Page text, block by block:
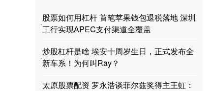
·
股票如何用杠杆 首笔苹果钱包退税落地 深圳
工行实现APEC支付渠道全覆盖
·
炒股杠杆是啥 埃安十周岁生日，正式发布全
新车系！为何叫Ray？
太原股票配资 罗永浩谈菲尔兹奖得主王虹：